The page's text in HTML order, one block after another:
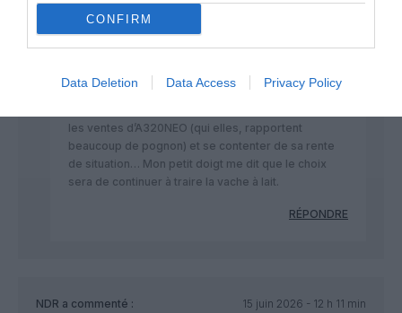
CONFIRM
Data Deletion Data Access Privacy Policy
moteurs GTF de Pratt sans réelle date de résolution
en vue ne vont pas pousser le développement
d’une version allongée.
L’A220-300 est un excellent avion qui a le malheur
de faire gagner très peu d’argent à Airbus. Du coup,
les ventes d’A320NEO (qui elles, rapportent
beaucoup de pognon) et se contenter de sa rente
de situation… Mon petit doigt me dit que le choix
sera de continuer à traire la vache à lait.
RÉPONDRE
NDR a commenté :
15 juin 2026 - 12 h 11 min